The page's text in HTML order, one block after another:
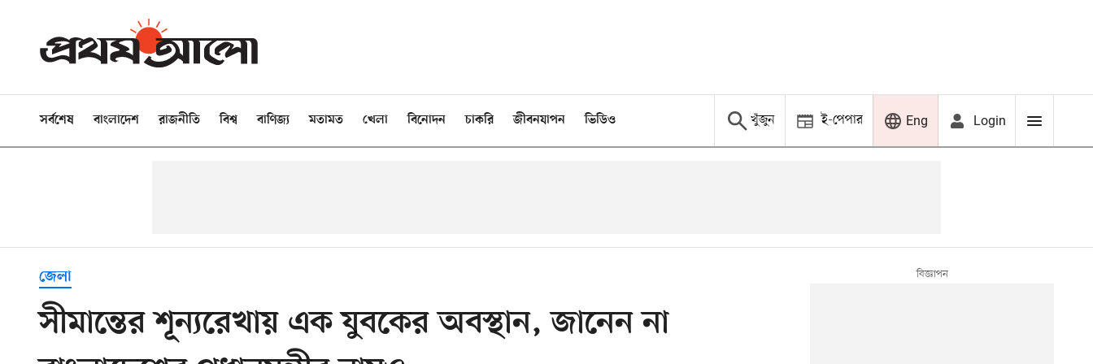
সর্বশেষ বাংলাদেশ রাজনীতি বিশ্ব বাণিজ্য মতামত খেলা বিনোদন চাকরি জীবনযাপন ভিডিও খুঁজুন ই-পেপার Eng Login
জেলা
সীমান্তের শূন্যরেখায় এক যুবকের অবস্থান, জানেন না